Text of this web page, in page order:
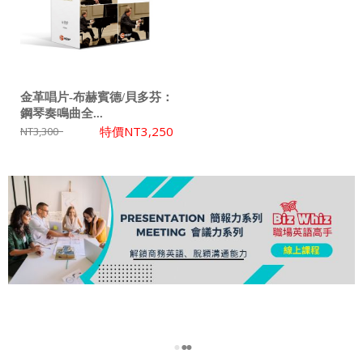
金革唱片-布赫賓德/貝多芬：
鋼琴奏鳴曲全...
NT3,300 特價NT3,250